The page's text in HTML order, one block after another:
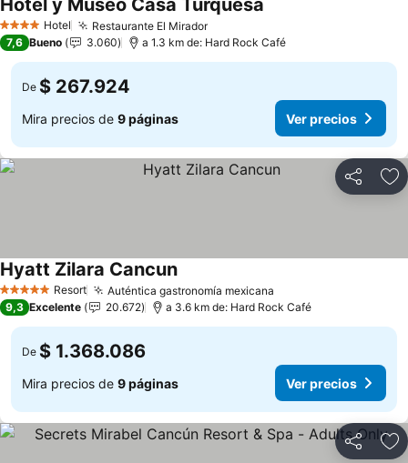
4 EstrellasHotel Restaurante El MiradorVer precios
Hotel y Museo Casa Turquesa
7,6 Bueno 3.060 a 1.3 km de: Hard Rock Café
De $ 267.924
Mira precios de 9 páginas Ver precios
Compartir
5 Estrellas Resort Auténtica gastronomía mexicana
Hyatt Zilara CancunVer precios
9,3 Excelente 20.672 a 3.6 km de: Hard Rock Café
De $ 1.368.086
Mira precios de 9 páginas Ver precios
Compartir